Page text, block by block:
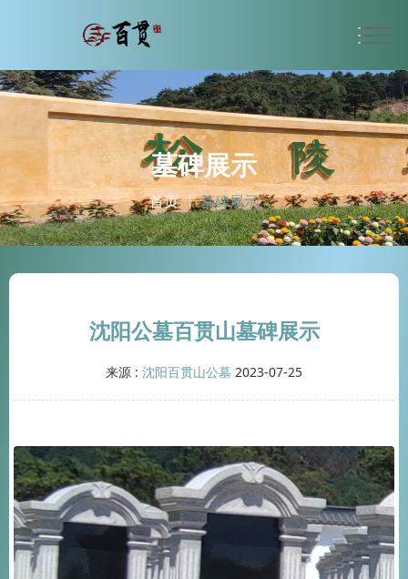
墓碑展示
首页 墓碑展示
沈阳公墓百贯山墓碑展示
来源 : 沈阳百贯山公墓 2023-07-25